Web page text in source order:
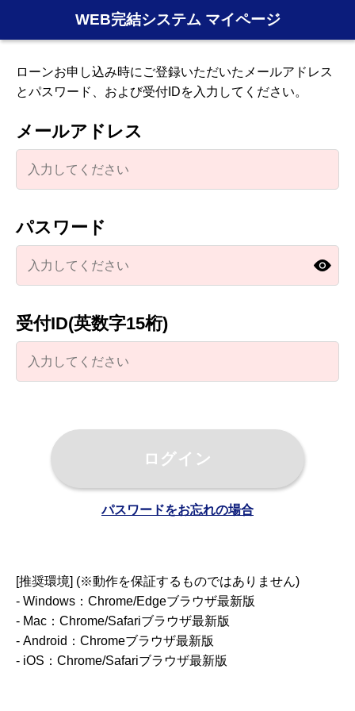
WEB完結システム マイページ
ローンお申し込み時にご登録いただいたメールアドレス
とパスワード、および受付IDを入力してください。
メールアドレス
パスワード
受付ID(英数字15桁)
ログイン
パスワードをお忘れの場合
[推奨環境] (※動作を保証するものではありません)
- Windows：Chrome/Edgeブラウザ最新版
- Mac：Chrome/Safariブラウザ最新版
- Android：Chromeブラウザ最新版
- iOS：Chrome/Safariブラウザ最新版